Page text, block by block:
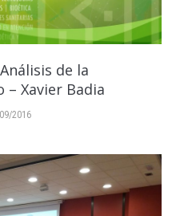
de la
Xavier Badia
2016